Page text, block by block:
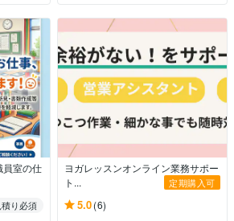
員室の仕
積り必須
ヨガレッスンオンライン業務サポー
ト...
定期購入可
5.0(6)